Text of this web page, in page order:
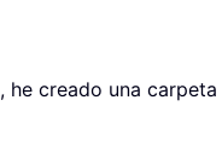
creado una